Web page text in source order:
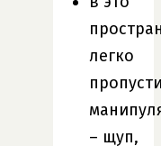
легко
– щуп,